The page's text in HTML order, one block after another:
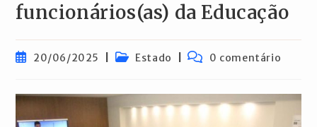
funcionários(as) da Educação
Post20/06/2025
Categoria
Estado
Comentários
0 comentário